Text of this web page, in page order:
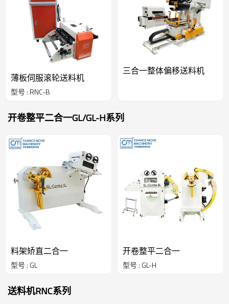
薄板伺服滚轮送料机
型号 : RNC-B
三合一整体偏移送料机
开卷整平二合一GL/GL-H系列
料架矫直二合一
型号 : GL
开卷整平二合一
型号 : GL-H
送料机RNC系列